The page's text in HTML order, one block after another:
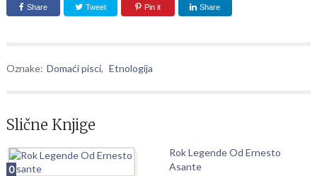
Share Tweet Pin it Share
Oznake: Domaći pisci, Etnologija
Slične Knjige
0
Rok Legende Od Ernesto
Asante